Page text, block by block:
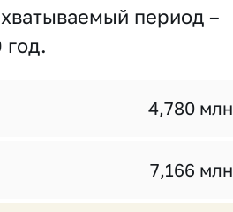
период –
год.
4,780
7,166